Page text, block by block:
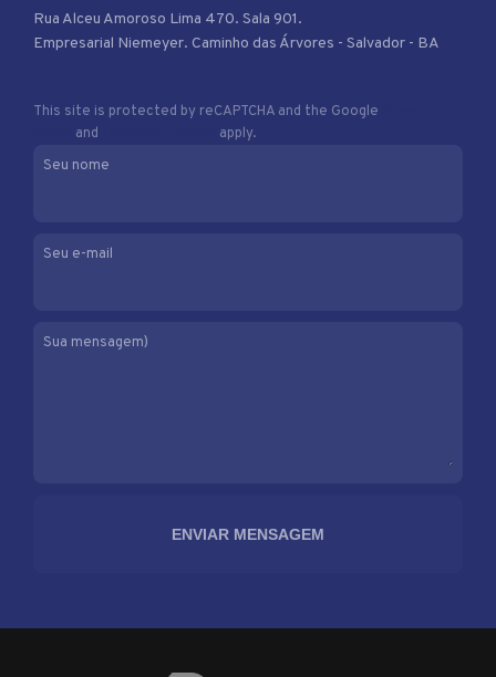
Rua Alceu Amoroso Lima 470. Sala 901.
Empresarial Niemeyer. Caminho das Árvores - Salvador - BA
This site is protected by reCAPTCHA and the Google
and
apply.
Seu nome
Seu e-mail
Sua mensagem)